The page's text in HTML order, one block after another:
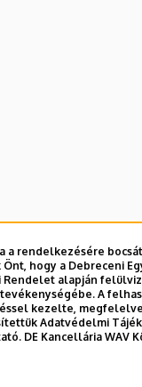
a rendelkezésére
hogy a Debreceni
alapján
A
kezelte,
Adatvédelmi
DE Kancellária WAV